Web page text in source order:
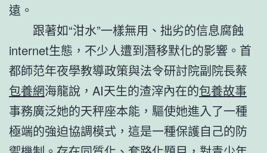
遠。
跟著如“泔水”一樣無用、拙劣的信息腐蝕
internet生態，不少人遭到潛移默化的影響。首
都師范年夜學教導政策與法令研討院副院長蔡
包養網海龍說，AI天生的渣滓內在的包養故事
事務廣泛她的天秤座本能，驅使她進入了一種
極端的強迫協調模式，這是一種保護自己的防